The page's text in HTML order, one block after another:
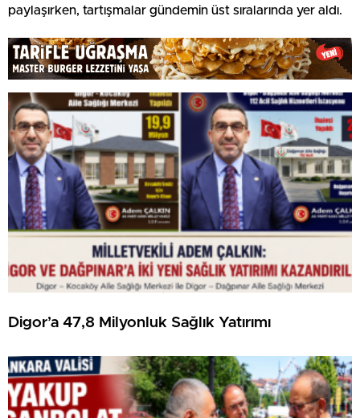
paylaşırken, tartışmalar gündemin üst sıralarında yer aldı.
Digor’a 47,8 Milyonluk Sağlık Yatırımı